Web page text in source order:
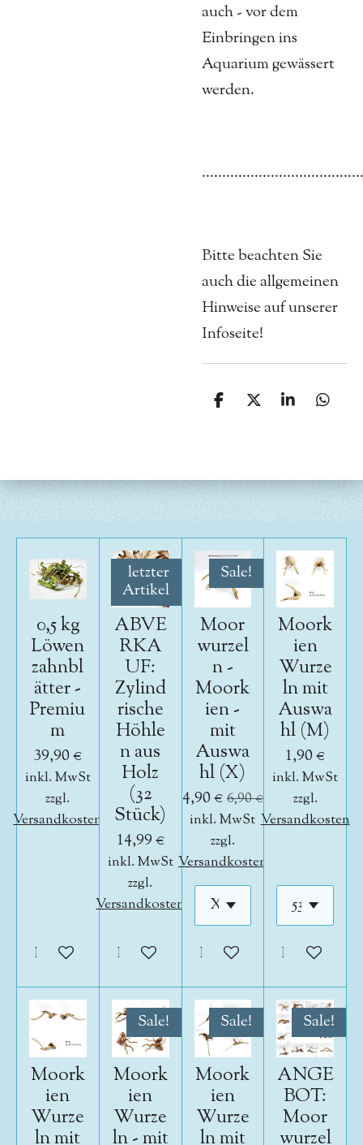
auch - vor dem
Einbringen ins
Aquarium gewässert
werden.
Bitte beachten Sie
auch die allgemeinen
Hinweise auf unserer
Infoseite!
T
n
T
n
T
n
T
n
0,5 kg
Löwen
zahnbl
ätter -
Premiu
m
39,90 €
inkl. MwSt
zzgl.
Versandkosten
In den Warenkorb
letzter
Artikel
ABVE
RKA
UF:
Zylind
rische
Höhle
n aus
Holz
(32
Stück)
14,99 €
inkl. MwSt
zzgl.
Versandkosten
In den Warenkorb
Sale!
Moor
wurzel
n -
Moork
ien -
mit
Auswa
hl (X)
4,90 € 6,90 €
inkl. MwSt
zzgl.
Versandkosten
In den Warenkorb
Moork
ien
Wurze
ln mit
Auswa
hl (M)
1,90 €
inkl. MwSt
zzgl.
Versandkosten
In den
Moork
ien
Wurze
ln mit
Sale!
Moork
ien
Wurze
ln - mit
Sale!
Moork
ien
Wurze
ln mit
Sale!
ANGE
BOT:
Moor
wurzel